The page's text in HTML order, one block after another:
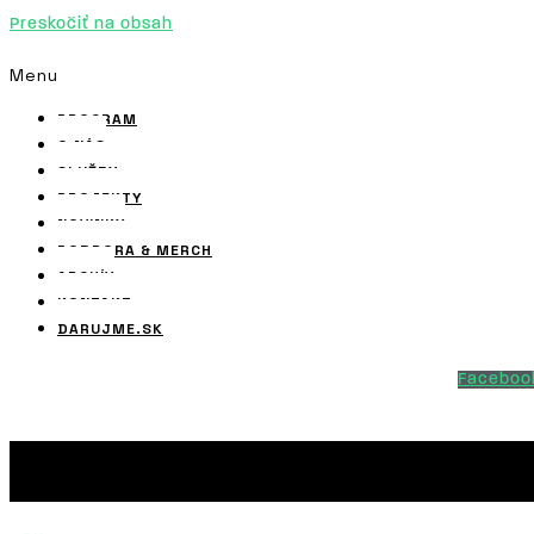
Preskočiť na obsah
Menu
PROGRAM
O NÁS
SLUŽBY
PROJEKTY
NOVINKY
PODPORA & MERCH
ARCHÍV
KONTAKT
DARUJME.SK